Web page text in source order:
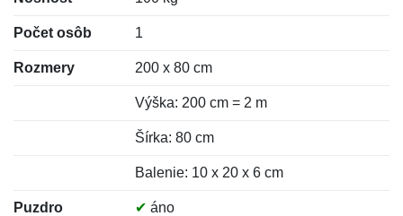
Počet osôb 1
Rozmery 200 x 80 cm
Výška: 200 cm = 2 m
Šírka: 80 cm
Balenie: 10 x 20 x 6 cm
Puzdro
✔ áno